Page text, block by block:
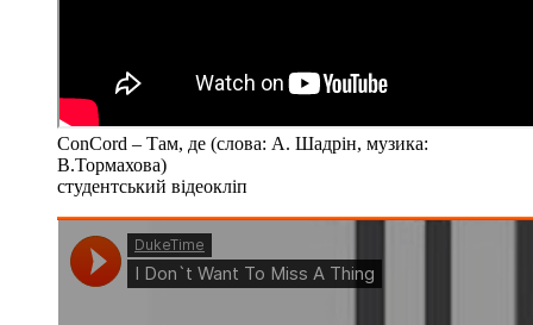
СonCord – Там, де (слова: А. Шадрін, музика:
В.Тормахова)
студентський відеокліп